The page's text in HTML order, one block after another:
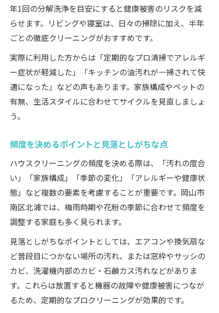
年1回の分解洗浄を目安にすると健康被害のリスクを減
らせます。リビングや寝室は、日々の掃除に加え、半年
ごとの徹底クリーニングがおすすめです。
実際に利用した方からは「定期的なプロ清掃でアレルギ
ー症状が軽減した」「キッチンの油汚れが一掃されて快
適になった」などの声もあります。家族構成やペットの
有無、生活スタイルに合わせてサイクルを見直しましょ
う。
頻度を決めるポイントと見落としがちな点
ハウスクリーニングの頻度を決める際は、「汚れの度合
い」「家族構成」「季節の変化」「アレルギーや健康状
態」など複数の要素を考慮することが重要です。岡山市
南区北浦では、梅雨時期や花粉の季節に合わせて頻度を
調整する家庭も多く見られます。
見落としがちなポイントとしては、エアコンや換気扇な
ど普段目につかない場所の汚れ、または窓枠やサッシの
カビ、洗濯機内部のカビ・石鹸カス汚れなどがありま
す。これらは放置すると機器の故障や健康被害につなが
るため、定期的なプロクリーニングが効果的です。